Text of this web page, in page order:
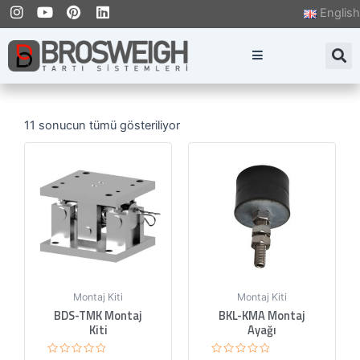
İçeriğe
atla
I
n
s
t
a
g
r
m
Y
u
t
u
b
e
P
i
n
t
e
r
e
t
L
i
n
k
e
d
i
English
11 sonucun tümü gösteriliyor
Montaj Kiti
BDS-TMK Montaj
Kiti
Montaj Kiti
BKL-KMA Montaj
Ayağı